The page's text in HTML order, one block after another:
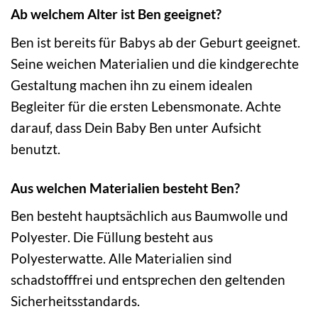
Ab welchem Alter ist Ben geeignet?
Ben ist bereits für Babys ab der Geburt geeignet.
Seine weichen Materialien und die kindgerechte
Gestaltung machen ihn zu einem idealen
Begleiter für die ersten Lebensmonate. Achte
darauf, dass Dein Baby Ben unter Aufsicht
benutzt.
Aus welchen Materialien besteht Ben?
Ben besteht hauptsächlich aus Baumwolle und
Polyester. Die Füllung besteht aus
Polyesterwatte. Alle Materialien sind
schadstofffrei und entsprechen den geltenden
Sicherheitsstandards.